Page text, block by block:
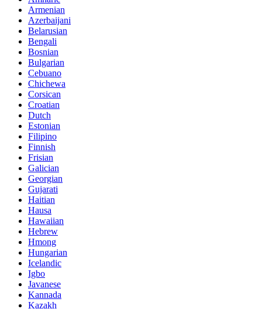
Armenian
Azerbaijani
Belarusian
Bengali
Bosnian
Bulgarian
Cebuano
Chichewa
Corsican
Croatian
Dutch
Estonian
Filipino
Finnish
Frisian
Galician
Georgian
Gujarati
Haitian
Hausa
Hawaiian
Hebrew
Hmong
Hungarian
Icelandic
Igbo
Javanese
Kannada
Kazakh